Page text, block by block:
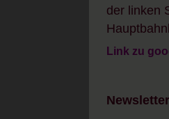
der linken
Link zu